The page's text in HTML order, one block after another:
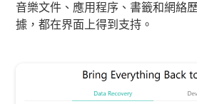
音樂文件、應用程序、書籤和網絡
據，都在界面上得到支持。